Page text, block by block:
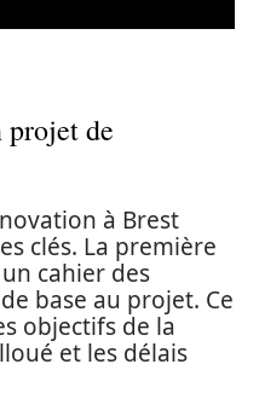
projet de
à Brest
clés. La première
cahier des
base au projet. Ce
objectifs de la
et les délais